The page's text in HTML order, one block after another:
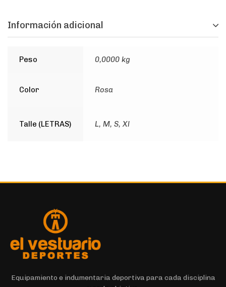
Información adicional
Peso 0,0000 kg
Color Rosa
Talle (LETRAS) L, M, S, Xl
Equipamiento e indumentaria deportiva para cada disciplina